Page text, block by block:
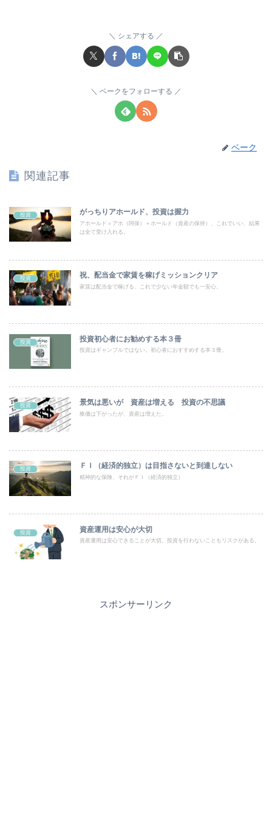
シェアする
ベークをフォローする
ベーク
関連記事
投資 がっちりアホールド、投資は握力
アホールド＝アホ（阿保）＋ホールド（資産の保持）、これでいい、結果
は全て受け入れる。
投資 祝、配当金で家賃を稼げミッションクリア
家賃は配当金で稼げる、これで少ない年金額でも一安心。
投資 投資初心者にお勧めする本３冊
投資はギャンブルではない。初心者におすすめする本３冊。
投資 景気は悪いが 資産は増える 投資の不思議
株価は下がったが、資産は増えた。
投資 ＦＩ（経済的独立）は目指さないと到達しない
精神的な保険、それがＦＩ（経済的独立）
投資 資産運用は安心が大切
資産運用は安心できることが大切。投資を行わないこともリスクがある。
スポンサーリンク